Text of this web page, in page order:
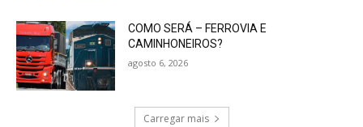
COMO SERÁ – FERROVIA E
CAMINHONEIROS?
agosto 6, 2026
Carregar mais